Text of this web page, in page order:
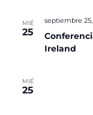
MIÉ
25
Ireland
septiembre
MIÉ
25